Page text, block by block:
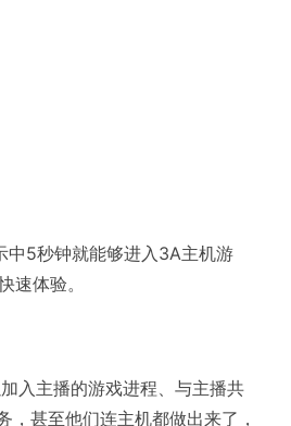
中5秒钟就能够进入3A主机游
速体验。
入主播的游戏进程、与主播共
甚至他们连主机都做出来了，